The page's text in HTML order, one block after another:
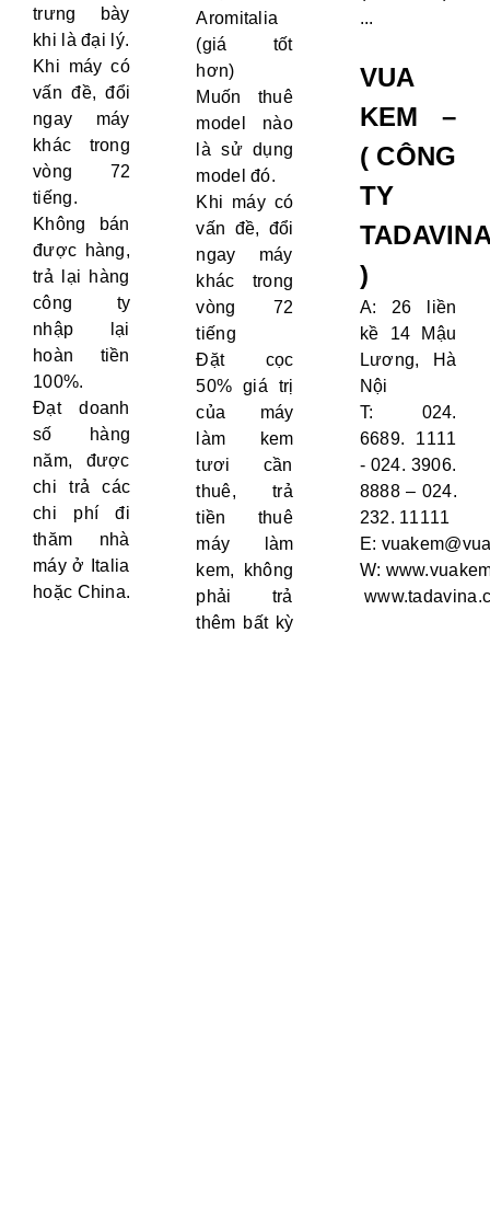
trưng bày
khi là đại lý.
Khi máy có
vấn đề, đổi
ngay máy
khác trong
vòng 72
tiếng.
Không bán
được hàng,
trả lại hàng
công ty
nhập lại
hoàn tiền
100%.
Đạt doanh
số hàng
năm, được
chi trả các
chi phí đi
thăm nhà
máy ở Italia
hoặc China.
Aromitalia
(giá tốt
hơn)
Muốn thuê
model nào
là sử dụng
model đó.
Khi máy có
vấn đề, đổi
ngay máy
khác trong
vòng 72
tiếng
Đặt cọc
50% giá trị
của máy
làm kem
tươi cần
thuê, trả
tiền thuê
máy làm
kem, không
phải trả
thêm bất kỳ
...
VUA
KEM –
( CÔNG
TY
)
A: 26 liền
kề 14 Mậu
Lương, Hà
Nội
T: 024.
6689. 1111
- 024. 3906.
8888 – 024.
232. 11111
E:
W: